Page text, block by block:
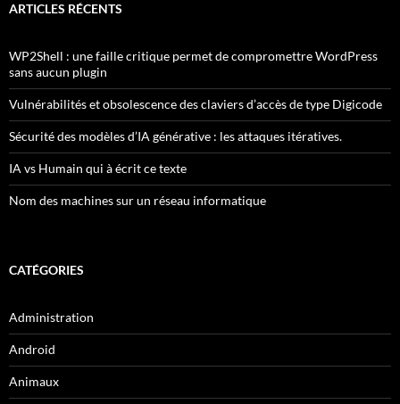
ARTICLES RÉCENTS
WP2Shell : une faille critique permet de compromettre WordPress
sans aucun plugin
Vulnérabilités et obsolescence des claviers d’accès de type Digicode
Sécurité des modèles d’IA générative : les attaques itératives.
IA vs Humain qui à écrit ce texte
Nom des machines sur un réseau informatique
CATÉGORIES
Administration
Android
Animaux